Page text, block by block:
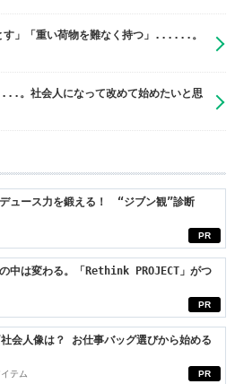
す」「重い荷物を難なく持つ」......。
。社会人になって改めて始めたいと思
PR
デュース力を鍛える！ “ジブン観”診断
PR
中は変わる。「Rethink PROJECT」がつ
PR
会人像は？ お仕事バッグ選びから始める
テム